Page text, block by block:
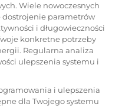
Wiele nowoczesnych
dostrojenie parametrów
i długowieczności
konkretne potrzeby
Regularna analiza
ulepszenia systemu i
i ulepszenia
dla Twojego systemu